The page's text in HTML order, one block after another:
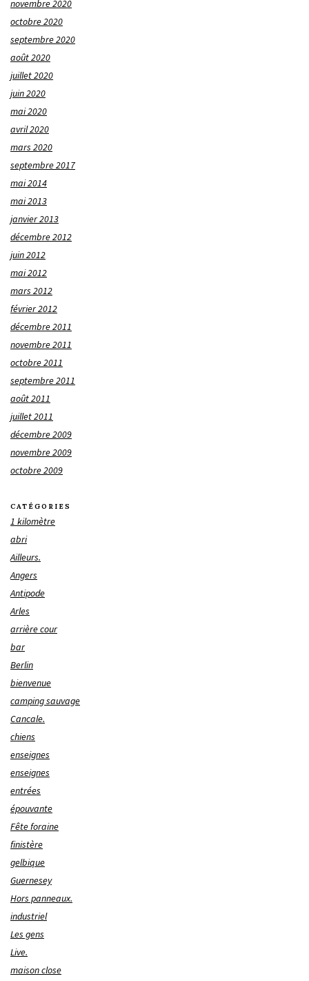
novembre 2020
octobre 2020
septembre 2020
août 2020
juillet 2020
juin 2020
mai 2020
avril 2020
mars 2020
septembre 2017
mai 2014
mai 2013
janvier 2013
décembre 2012
juin 2012
mai 2012
mars 2012
février 2012
décembre 2011
novembre 2011
octobre 2011
septembre 2011
août 2011
juillet 2011
décembre 2009
novembre 2009
octobre 2009
CATÉGORIES
1 kilomètre
abri
Ailleurs.
Angers
Antipode
Arles
arrière cour
bar
Berlin
bienvenue
camping sauvage
Cancale.
chiens
enseignes
enseignes
entrées
épouvante
Fête foraine
finistère
gelbique
Guernesey
Hors panneaux.
industriel
Les gens
Live.
maison close